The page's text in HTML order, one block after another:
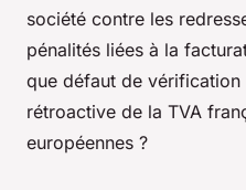
société contre les
pénalités liées à la
que défaut de
rétroactive de la TVA
européennes ?